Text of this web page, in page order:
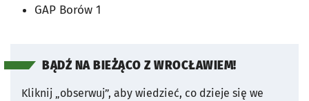
GAP Borów 1
BĄDŹ NA BIEŻĄCO Z WROCŁAWIEM!
Kliknij „obserwuj”, aby wiedzieć, co dzieje się we